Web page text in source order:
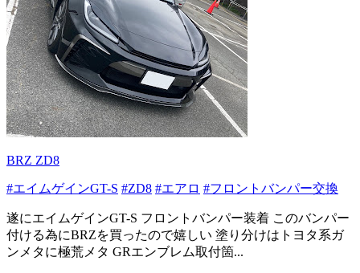
BRZ ZD8
#エイムゲインGT-S #ZD8 #エアロ #フロントバンパー交換
遂にエイムゲインGT-S フロントバンパー装着 このバンパー
付ける為にBRZを買ったので嬉しい 塗り分けはトヨタ系ガ
ンメタに極荒メタ GRエンブレム取付箇...